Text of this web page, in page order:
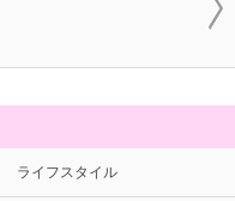
ライフスタイル